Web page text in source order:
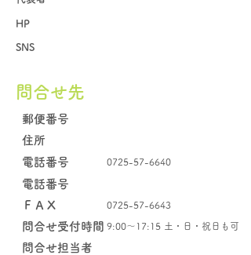
HP
SNS
問合せ先
郵便番号
住所
電話番号
0725-57-6640
電話番号
​ＦＡＸ
0725-57-6643
問合せ受付時間 9:00～17:15 土・日・祝日も可
問合せ担当者